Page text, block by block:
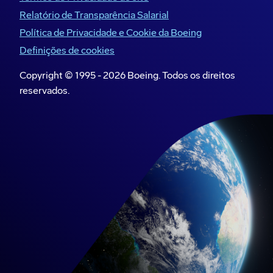
carga deve aumentar para 3.900 aeronaves
até 2043, um aumento de dois terços em
relação a 2.340 cargueiros em 2023.
asiáticos de alto crescimento, a frota de
Quase metade das entregas de produção e
conversão substituirá cargueiros que estão
se aposentando por modelos mais capazes
e eficientes em termos de combustível —
devido às necessidades recentes do
mercado, muitos jatos mais antigos
permanecem em operação.
Movimentações regionais:
Relatório de Transparência Salarial
Política de Privacidade e Cookie da Boeing
Definições de cookies
Copyright © 1995 -2026 Boeing. Todos os direitos
reservados.